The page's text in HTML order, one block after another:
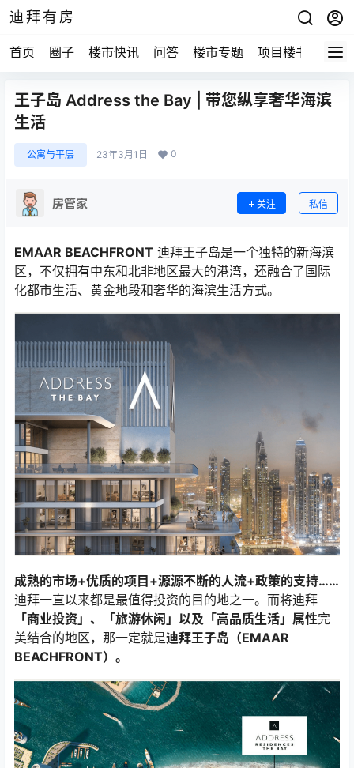
迪拜有房
首页 圈子 楼市快讯 问答 楼市专题 项目楼书
王子岛 Address the Bay | 带您纵享奢华海滨
生活
公寓与平层 23年3月1日 0
房管家 关注 私信
EMAAR BEACHFRONT 迪拜王子岛是一个独特的新海滨
区，不仅拥有中东和北非地区最大的港湾，还融合了国际
化都市生活、黄金地段和奢华的海滨生活方式。
成熟的市场+优质的项目+源源不断的人流+政策的支持……
迪拜一直以来都是最值得投资的目的地之一。而将迪拜
「商业投资」、「旅游休闲」以及「高品质生活」属性完
美结合的地区，那一定就是迪拜王子岛（EMAAR
BEACHFRONT）。